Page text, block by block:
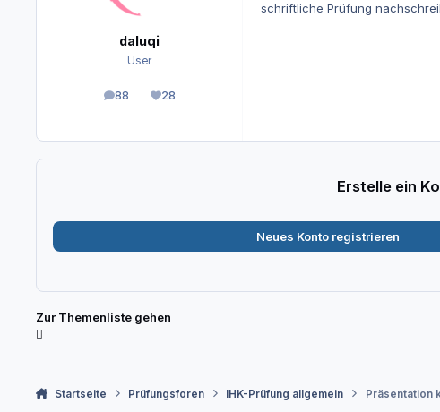
daluqi
User
88
Beiträge28
Reputation
schriftliche Prüfung
Erstelle ein
Neues Konto registrieren
Zur Themenliste gehen
Startseite Prüfungsforen IHK-Prüfung allgemein Präsentation